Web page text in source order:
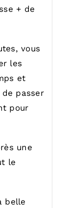
+ de
vous
les
et
de passer
pour
une
le
belle